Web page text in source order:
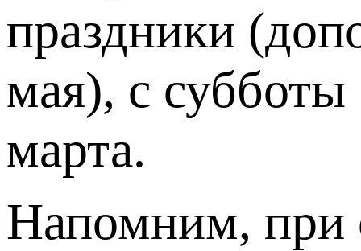
праздники
мая), с субботы
марта.
Напомним, при